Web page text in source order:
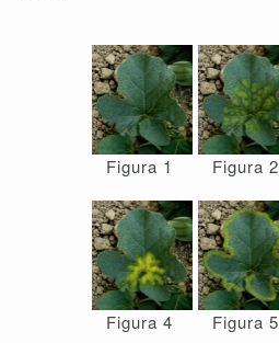
Figura 1 Figura 2
Figura 4 Figura 5